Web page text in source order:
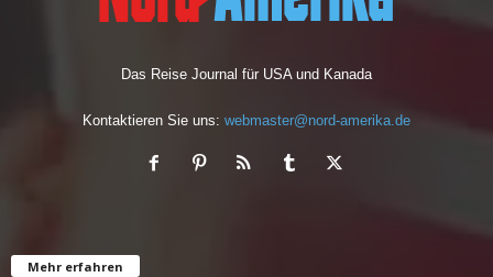
Das Reise Journal für USA und Kanada
Kontaktieren Sie uns: webmaster@nord-amerika.de
Mehr erfahren